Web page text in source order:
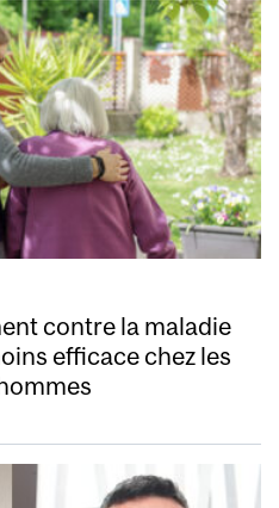
contre la maladie
efficace chez les